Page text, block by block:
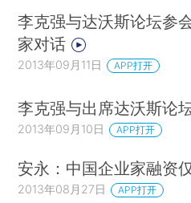
李克强与达沃斯论坛参
家对话
2013年09月11日 APP打开
李克强与出席达沃斯论
2013年09月10日 APP打开
安永：中国企业家融资
2013年08月27日 APP打开